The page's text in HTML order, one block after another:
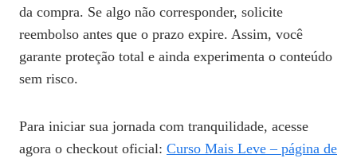
da compra. Se algo não corresponder, solicite
reembolso antes que o prazo expire. Assim, você
garante proteção total e ainda experimenta o conteúdo
sem risco.
Para iniciar sua jornada com tranquilidade, acesse
agora o checkout oficial: Curso Mais Leve – página de